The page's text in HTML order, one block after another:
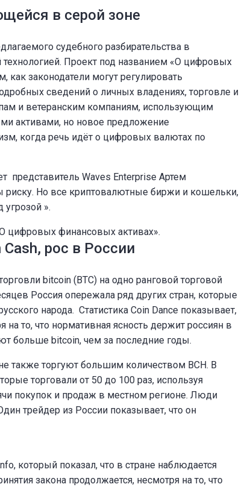
в серой зоне
судебного разбирательства в
Проект под названием «О цифровых
законодатели могут регулировать
сведений о личных владениях, торговле и
и ветеранским компаниям, использующим
активами, но новое предложение
когда речь идёт о цифровых валютах по
представитель Waves Enterprise Артем
Но все криптовалютные биржи и кошельки,
угрозой ».
цифровых финансовых активах».
рос в России
bitcoin (BTC) на одно ранговой торговой
Россия опережала ряд других стран, которые
народа. Статистика Coin Dance показывает,
то, что нормативная ясность держит россиян в
больше bitcoin, чем за последние годы.
также торгуют большим количеством BCH. В
торговали от 50 до 100 раз, используя
покупок и продаж в местном регионе. Люди
трейдер из России показывает, что он
который показал, что в стране наблюдается
закона продолжается, несмотря на то, что